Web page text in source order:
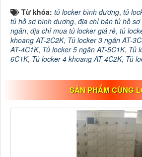
Từ khóa: tủ locker bình dương, tủ
tủ hồ sơ bình dương, địa chỉ bán tủ hồ sơ
ngăn, địa chỉ mua tủ locker giá rẻ, tủ
khoang AT-2C2K, Tủ locker 3 ngăn AT-
AT-4C1K, Tủ locker 5 ngăn AT-5C1K, Tủ
6C1K, Tủ locker 4 khoang AT-4C2K, Tủ
SẢN PHẨM CÙNG